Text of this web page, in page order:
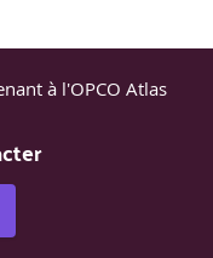
à l'OPCO Atlas